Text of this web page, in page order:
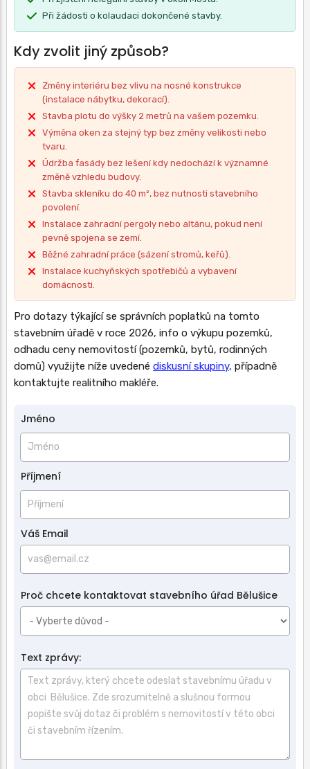
Při žádosti o kolaudaci dokončené stavby.
Kdy zvolit jiný způsob?
Změny interiéru bez vlivu na nosné konstrukce
(instalace nábytku, dekorací).
Stavba plotu do výšky 2 metrů na vašem pozemku.
Výměna oken za stejný typ bez změny velikosti nebo
tvaru.
Údržba fasády bez lešení kdy nedochází k významné
změně vzhledu budovy.
Stavba skleníku do 40 m², bez nutnosti stavebního
povolení.
Instalace zahradní pergoly nebo altánu, pokud není
pevně spojena se zemí.
Běžné zahradní práce (sázení stromů, keřů).
Instalace kuchyňských spotřebičů a vybavení
domácnosti.
Pro dotazy týkající se správních poplatků na tomto
stavebním úřadě v roce 2026, info o výkupu pozemků,
odhadu ceny nemovitostí (pozemků, bytů, rodinných
domů) využijte níže uvedené diskusní skupiny, případně
kontaktujte realitního makléře.
Jméno
a
příjmení
Jméno
Příjmení
Váš Email
Proč chcete kontaktovat stavebního úřad Bělušice
Text zprávy: